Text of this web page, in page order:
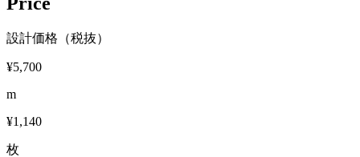
設計価格（税抜）
¥5,700
m
¥1,140
枚